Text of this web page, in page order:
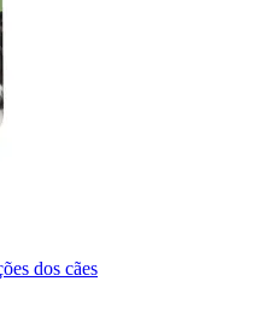
dos cães